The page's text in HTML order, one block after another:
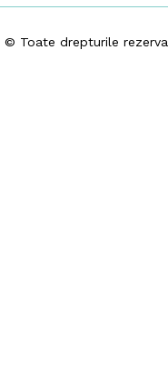
© Toate drepturile